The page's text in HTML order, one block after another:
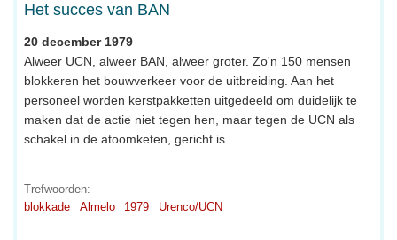
Het succes van BAN
20 december 1979
Alweer UCN, alweer BAN, alweer groter. Zo'n 150 mensen
blokkeren het bouwverkeer voor de uitbreiding. Aan het
personeel worden kerstpakketten uitgedeeld om duidelijk te
maken dat de actie niet tegen hen, maar tegen de UCN als
schakel in de atoomketen, gericht is.
Trefwoorden:
blokkade
Almelo 1979 Urenco/UCN